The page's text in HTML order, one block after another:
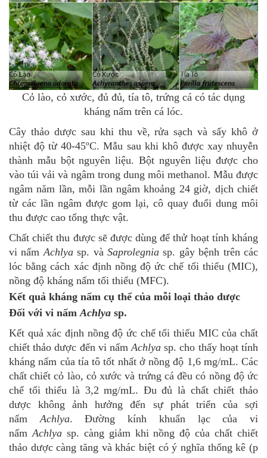
Cỏ lào, cỏ xước, đủ đủ, tía tô, trứng cá có tác dụng
kháng nấm trên cá lóc.
Cây thảo dược sau khi thu về, rửa sạch và sấy khô ở
nhiệt độ từ 40-45ºC. Mẫu sau khi khô được xay nhuyễn
thành mẫu bột nguyên liệu. Bột nguyên liệu được cho
vào túi vải và ngâm trong dung môi methanol. Mẫu được
ngâm năm lần, mỗi lần ngâm khoảng 24 giờ, dịch chiết
từ các lần ngâm được gom lại, cô quay đuổi dung môi
thu được cao tổng thực vật.
Chất chiết thu được sẽ được dùng để thử hoạt tính kháng
vi nấmAchlyasp. vàSaprolegnia sp. gây bệnh trên các
lóc bằng cách xác định nồng độ ức chế tối thiểu (MIC),
nồng độ kháng nấm tối thiểu (MFC).
Kết quả kháng nấm cụ thể của mỗi loại thảo dược
Đối với vi nấmAchlya sp.
Kết quả xác định nồng độ ức chế tối thiểu MIC của chất
chiết thảo dược đến vi nấmAchlya sp. cho thấy hoạt tính
kháng nấm của tía tô tốt nhất ở nồng độ 1,6 mg/mL. Các
chất chiết cỏ lào, cỏ xước và trứng cá đều có nồng độ ức
chế tối thiểu là 3,2 mg/mL. Đu đủ là chất chiết thảo
dược không ảnh hưởng đến sự phát triển của sợi
nấmAchlya. Đường kính khuẩn lạc của vi
nấmAchlyasp. càng giảm khi nồng độ của chất chiết
thảo dược càng tăng và khác biệt có ý nghĩa thống kê (p